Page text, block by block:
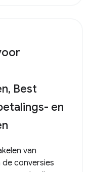
Best
en
van
conversies